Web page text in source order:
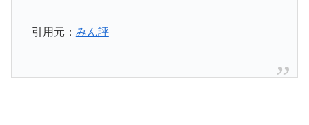
引用元： みん評